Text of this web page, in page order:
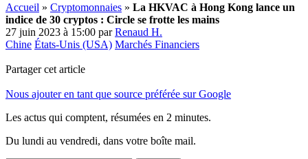
Accueil » Cryptomonnaies » La HKVAC à Hong Kong lance un
indice de 30 cryptos : Circle se frotte les mains
27 juin 2023 à 15:00 parRenaud H.
Chine États-Unis (USA) Marchés Financiers
Partager cet article
Nous ajouter en tant que source préférée sur Google
Les actus qui comptent, résumées en 2 minutes.
Du lundi au vendredi, dans votre boîte mail.